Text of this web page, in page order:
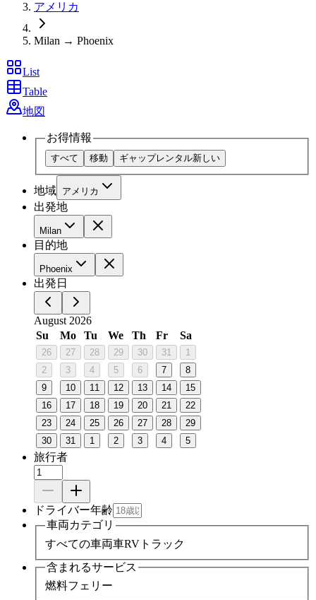
アメリカ
Milan → Phoenix
List
Table
地図
お得情報
すべて 移動 ギャップレンタル新しい
地域 アメリカ
出発地
Milan
目的地
Phoenix
出発日
August 2026
Su
Mo Tu We Th Fr Sa
26 27 28 29 30 31
1
2
3 4 5 6 7
8
9
10 11 12 13 14
15
16
17 18 19 20 21
22
23
24 25 26 27 28
29
30
31 1 2 3 4 5
旅行者
ドライバー年齢
車両カテゴリ
すべての車両車RV トラック
含まれるサービス
燃料フェリー